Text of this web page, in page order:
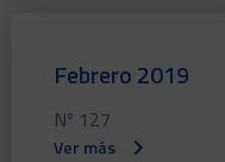
Febrero 2019
Nº 127
Ver más